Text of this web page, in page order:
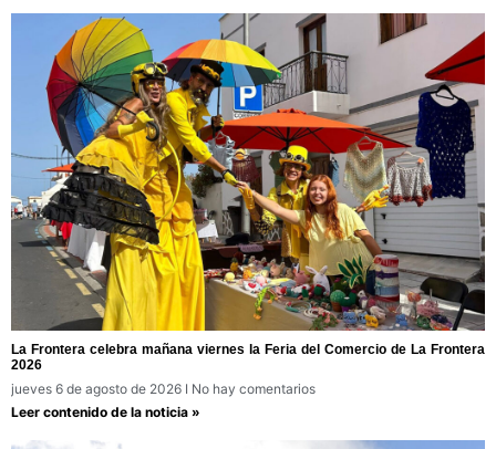
La Frontera celebra mañana viernes la Feria del Comercio de La Frontera
2026
jueves 6 de agosto de 2026
No hay comentarios
Leer contenido de la noticia »